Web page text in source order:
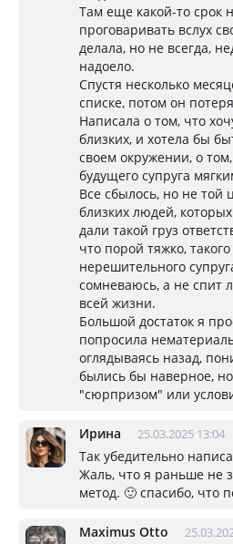
Там еще какой-то срок
проговаривать вслух
делала, но не всегда,
надоело.
Спустя несколько
списке, потом он
Написала о том, что
близких, и хотела бы
своем окружении, о
будущего супруга
Все сбылось, но не той
близких людей,
дали такой груз
что порой тяжко,
нерешительного
сомневаюсь, а не спит
всей жизни.
Большой достаток я
попросила
оглядываясь назад,
былись бы наверное,
"сюрпризом" или
Ирина 25.03.2025 13:04
Так убедительно
Жаль, что я раньше не
метод. 🙂 спасибо, что
Maximus Otto